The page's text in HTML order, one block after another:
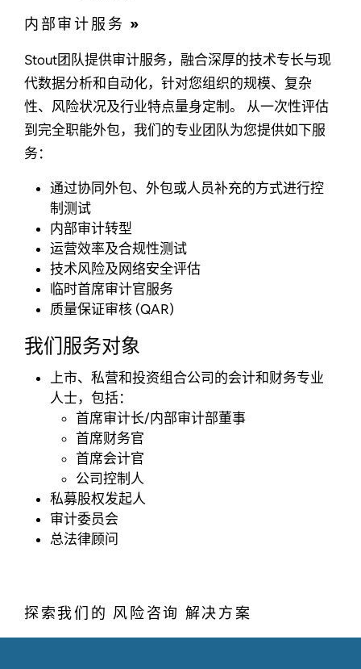
探索我们的 风险咨询 解决方案
内部审计服务 »
Stout团队提供审计服务，融合深厚的技术专长与现
代数据分析和自动化，针对您组织的规模、复杂
性、风险状况及行业特点量身定制。 从一次性评估
到完全职能外包，我们的专业团队为您提供如下服
务：
通过协同外包、外包或人员补充的方式进行控
制测试
内部审计转型
运营效率及合规性测试
技术风险及网络安全评估
临时首席审计官服务
质量保证审核 (QAR)
我们服务对象
上市、私营和投资组合公司的会计和财务专业
人士，包括：
首席审计长/内部审计部董事
首席财务官
首席会计官
公司控制人
私募股权发起人
审计委员会
总法律顾问